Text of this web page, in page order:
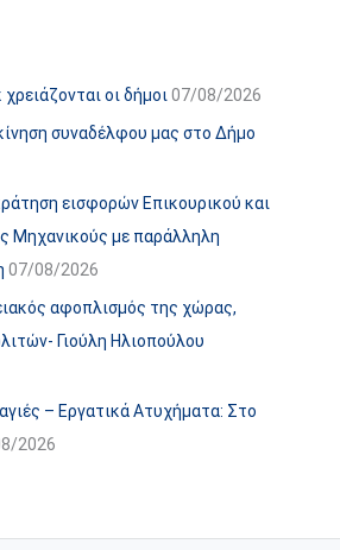
οι δήμοι07/08/2026
συναδέλφου μας στο Δήμο
εισφορών Επικουρικού και
Μηχανικούς με παράλληλη
07/08/2026
αφοπλισμός της χώρας,
Γιούλη Ηλιοπούλου
– Εργατικά Ατυχήματα: Στο
2026